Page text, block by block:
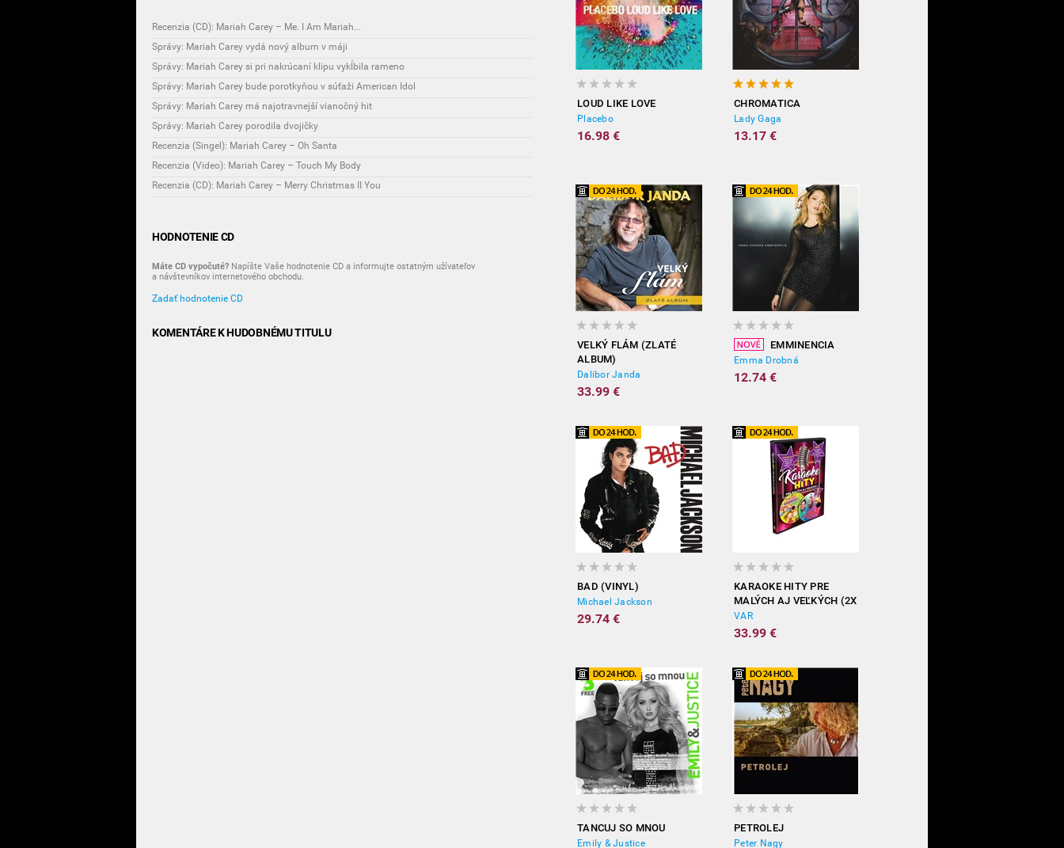
Recenzia (CD): Mariah Carey – Me. I Am Mariah...
Správy: Mariah Carey vydá nový album v máji
Správy: Mariah Carey si pri nakrúcaní klipu vykĺbila rameno
Správy: Mariah Carey bude porotkyňou v súťaži American Idol
Správy: Mariah Carey má najotravnejší vianočný hit
Správy: Mariah Carey porodila dvojičky
Recenzia (Singel): Mariah Carey – Oh Santa
Recenzia (Video): Mariah Carey – Touch My Body
Recenzia (CD): Mariah Carey – Merry Christmas II You
HODNOTENIE CD
Máte CD vypočuté? Napíšte Vaše hodnotenie CD a informujte ostatným užívateľov
a návštevníkov internetového obchodu.
Zadať hodnotenie CD
KOMENTÁRE K HUDOBNÉMU TITULU
LOUD LIKE LOVE
Placebo
16.98 €
CHROMATICA
Lady Gaga
13.17 €
VELKÝ FLÁM (ZLATÉ
ALBUM)
Dalibor Janda
33.99 €
EMMINENCIA
Emma Drobná
12.74 €
BAD (VINYL)
Michael Jackson
29.74 €
KARAOKE HITY PRE
MALÝCH AJ VEĽKÝCH (2X
DVD)
VAR
33.99 €
TANCUJ SO MNOU
Emily & Justice
PETROLEJ
Peter Nagy